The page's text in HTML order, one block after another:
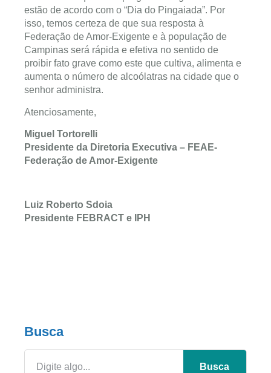
estão de acordo com o “Dia do Pingaiada”. Por
isso, temos certeza de que sua resposta à
Federação de Amor-Exigente e à população de
Campinas será rápida e efetiva no sentido de
proibir fato grave como este que cultiva, alimenta e
aumenta o número de alcoólatras na cidade que o
senhor administra.
Atenciosamente,
Miguel Tortorelli
Presidente da Diretoria Executiva – FEAE-
Federação de Amor-Exigente
Luiz Roberto Sdoia
Presidente FEBRACT e IPH
Busca
Busca